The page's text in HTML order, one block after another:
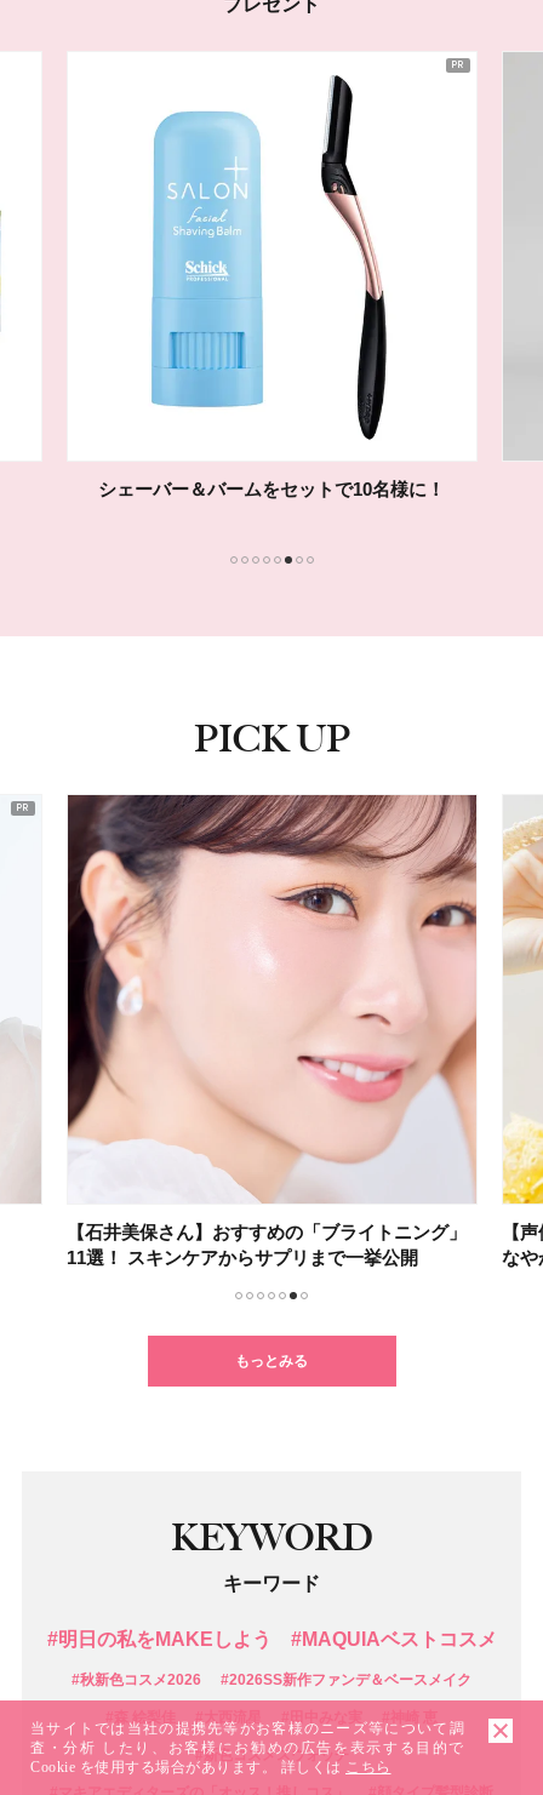
プレゼント
シェーバー＆バームをセットで10名様に！
PICK UP
【石井美保さん】おすすめの「ブライトニング」
11選！ スキンケアからサプリまで一挙公開
【
なや
もっとみる
KEYWORD
キーワード
#明日の私をMAKEしよう #MAQUIAベストコスメ
#秋新色コスメ2026 #2026SS新作ファンデ＆ベースメイク
#森 絵梨佳 #大西流星 #田中みな実
#新色コスメスウォッチ
当サイトでは当社の提携先等がお客様のニーズ等について調
査・分析 したり、お客様にお勧めの広告を表示する目的で
Cookie を使用する場合があります。 詳しくは こちら